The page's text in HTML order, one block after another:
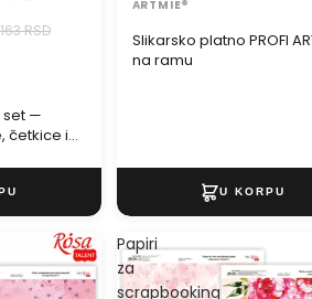
set —
četkice i
RSD
Slikarsko platno PROFI
na ramu
ARTMIE®
Papiri
za
scrapbooking